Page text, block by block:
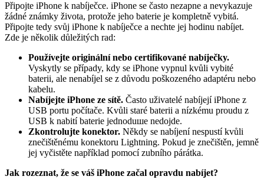
Připojte iPhone k nabíječce. iPhone se často nezapne a nevykazuje
žádné známky života, protože jeho baterie je kompletně vybitá.
Připojte tedy svůj iPhone k nabíječce a nechte jej hodinu nabíjet.
Zde je několik důležitých rad:
Používejte originální nebo certifikované nabíječky.
Vyskytly se případy, kdy se iPhone vypnul kvůli vybité
baterii, ale nenabíjel se z důvodu poškozeného adaptéru nebo
kabelu.
Nabíjejte iPhone ze sítě. Často uživatelé nabíjejí iPhone z
USB portu počítače. Kvůli staré baterii a nízkému proudu z
USB k nabití baterie jednoduше nedojde.
Zkontrolujte konektor. Někdy se nabíjení nespustí kvůli
znečištěnému konektoru Lightning. Pokud je znečištěn, jemně
jej vyčistěte například pomocí zubního párátka.
Jak rozeznat, že se váš iPhone začal opravdu nabíjet?